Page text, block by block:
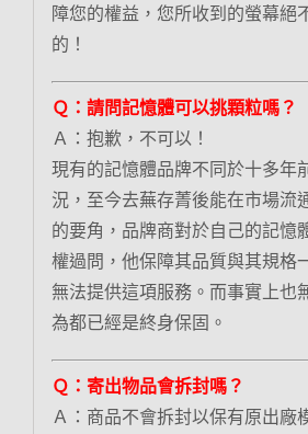
障您的權益，您所收到的螢幕絕
的！
Ｑ：請問記憶體可以挑顆粒嗎？
Ａ：抱歉，不可以！
現有的記憶體品牌不同於十多年
況，至今去蕪存菁後能在市場流
的要角，品牌商對於自己的記憶
權過問，他保障其品質與其規格
無法提供這項服務。而事實上也
為都已經是終身保固。
Ｑ：寄出物品會拆封嗎？
Ａ：商品不會拆封以保有原出廠